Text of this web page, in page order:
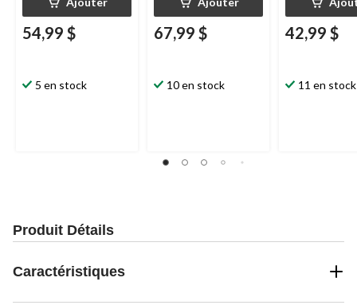
54,99 $
5 en stock
67,99 $
10 en stock
42,99 $
11 en stock
Produit Détails
Caractéristiques